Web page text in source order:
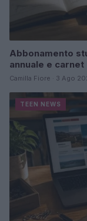
Abbonamento
annuale e carnet
Camilla Fiore · 3 Ago
TEEN NEWS